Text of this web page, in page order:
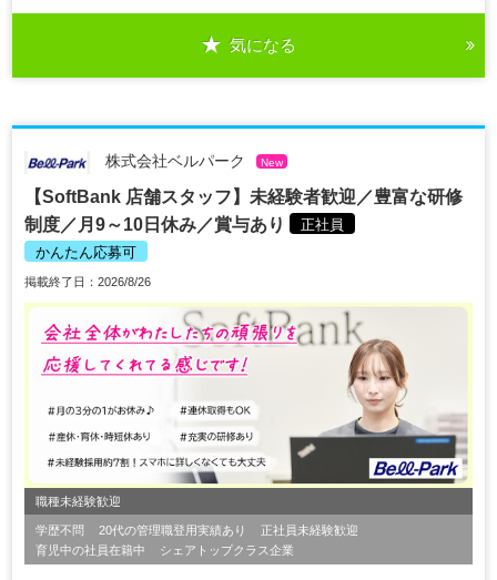
気になる
株式会社ベルパーク New
【SoftBank 店舗スタッフ】未経験者歓迎／豊富な研修
制度／月9～10日休み／賞与あり
正社員
かんたん応募可
掲載終了日：2026/8/26
職種未経験歓迎
学歴不問 20代の管理職登用実績あり
正社員未経験歓迎
育児中の社員在籍中
シェアトップクラス企業